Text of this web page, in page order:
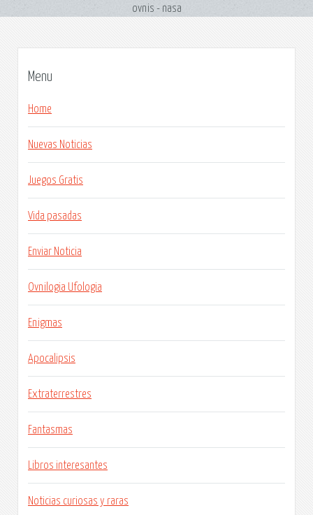
ovnis - nasa
Menu
Home
Nuevas Noticias
Juegos Gratis
Vida pasadas
Enviar Noticia
Ovnilogia Ufologia
Enigmas
Apocalipsis
Extraterrestres
Fantasmas
Libros interesantes
Noticias curiosas y raras